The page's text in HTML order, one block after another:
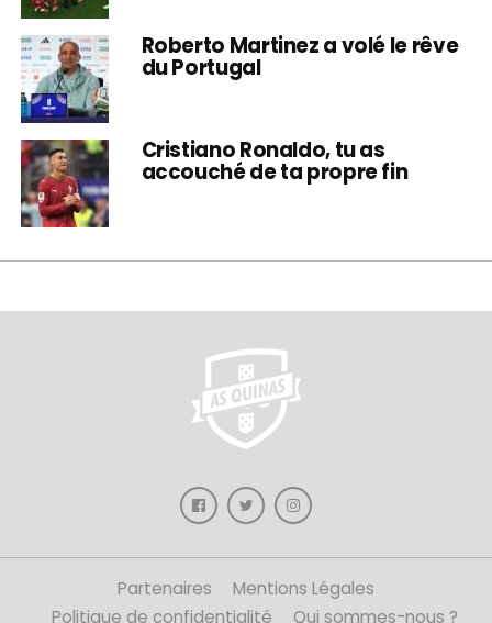
Roberto Martinez a volé le rêve
du Portugal
Cristiano Ronaldo, tu as
accouché de ta propre fin
Partenaires
Mentions Légales
Politique de confidentialité
Qui sommes-nous ?